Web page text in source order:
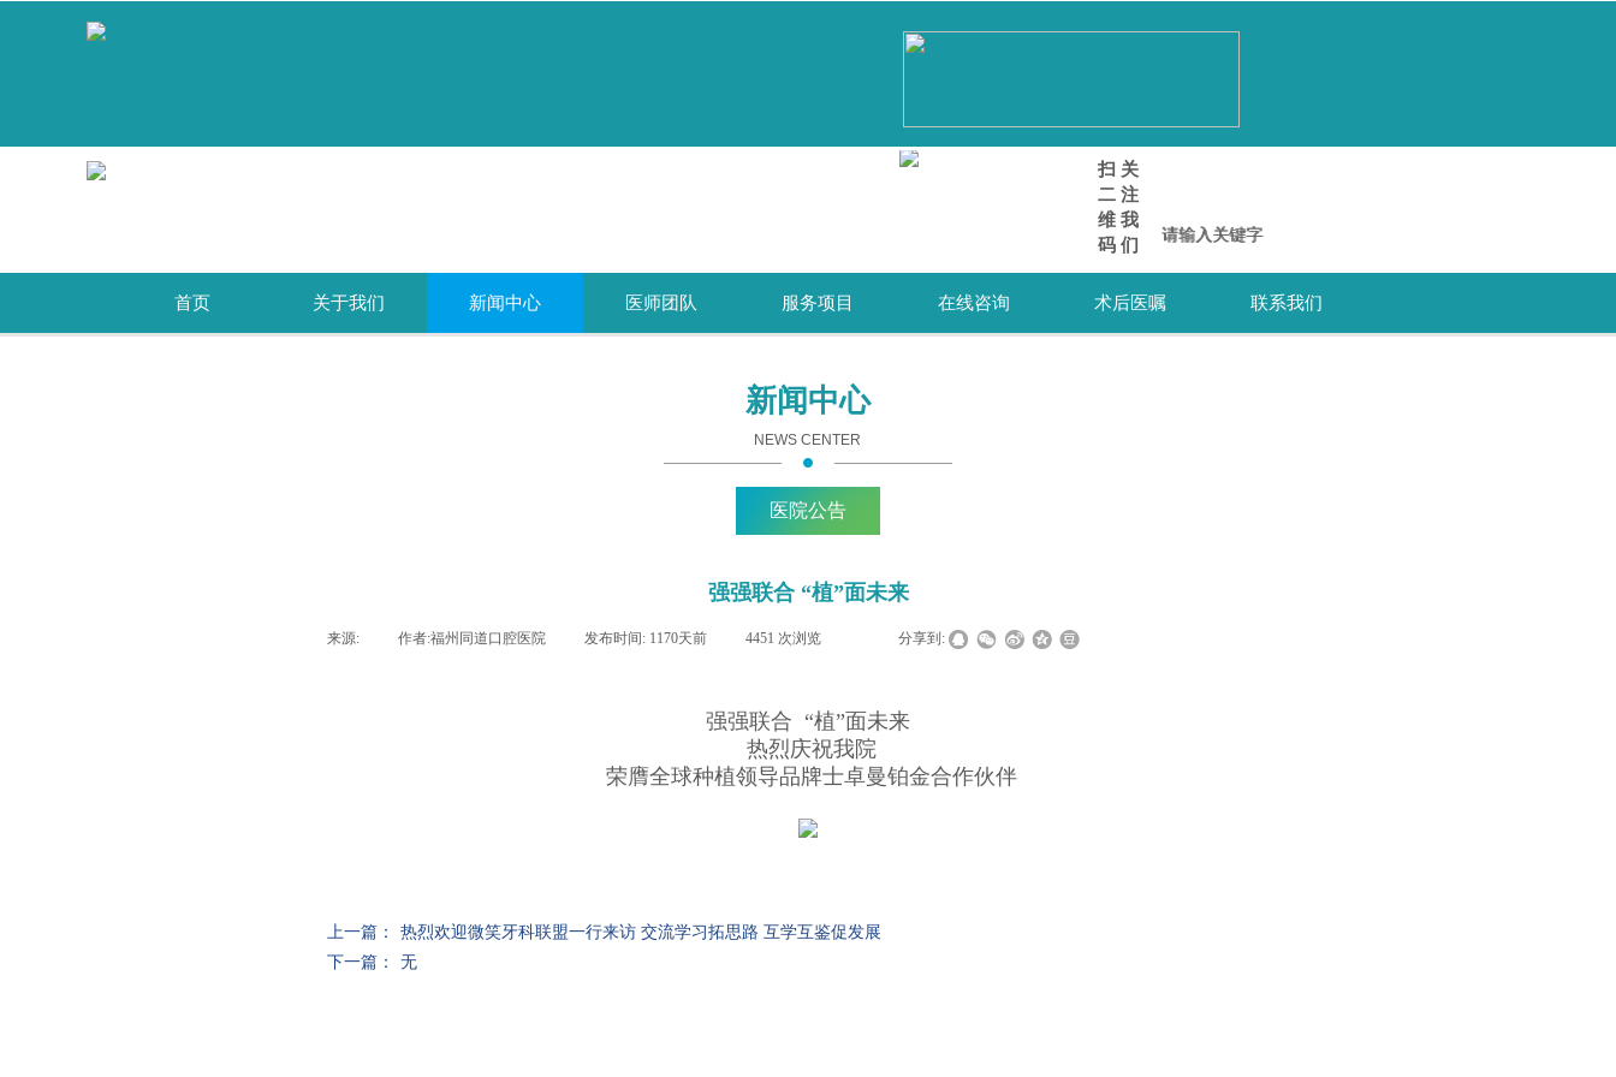
扫 关
二 注
维 我
码 们
首页 关于我们 新闻中心 医师团队 服务项目 在线咨询 术后医嘱 联系我们
新闻中心
NEWS CENTER
医院公告
​强强联合 “植”面未来
来源: 作者:福州同道口腔医院 发布时间: 1170天前 4451 次浏览 分享到:
强强联合 “植”面未来
热烈庆祝我院
荣膺全球种植领导品牌士卓曼铂金合作伙伴
上一篇：
热烈欢迎微笑牙科联盟一行来访 交流学习拓思路 互学互鉴促发展
下一篇：
无